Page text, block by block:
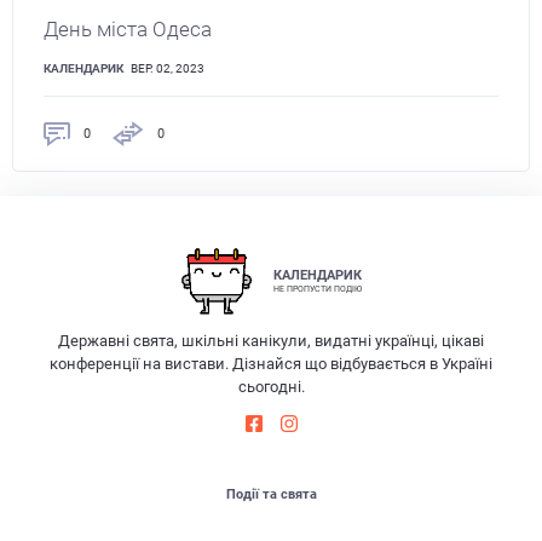
День міста Одеса
КАЛЕНДАРИК ВЕР. 02, 2023
0 0
КАЛЕНДАРИК
НЕ ПРОПУСТИ ПОДІЮ
Державні свята, шкільні канікули, видатні українці, цікаві
конференції на вистави. Дізнайся що відбувається в Україні
сьогодні.
Події та свята